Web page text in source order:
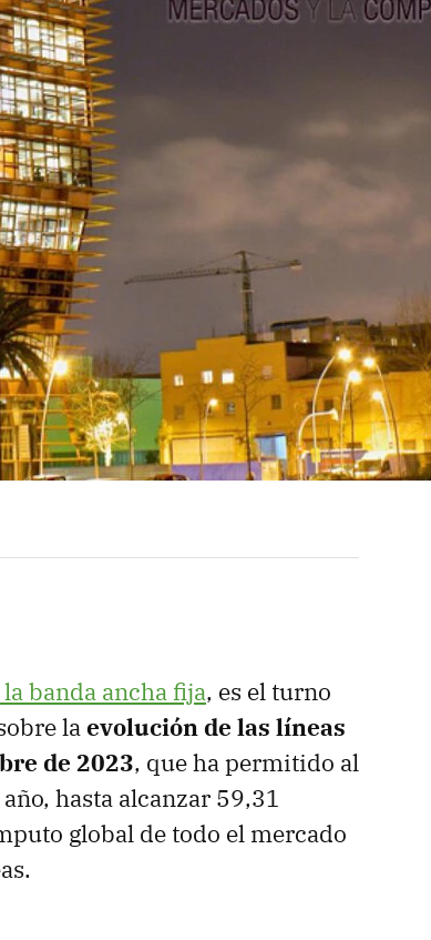
banda ancha fija, es el turno
laevolución de las líneas
de 2023, que ha permitido al
hasta alcanzar 59,31
global de todo el mercado